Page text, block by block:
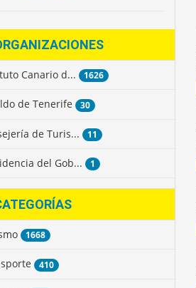
Canario d... 1626
de Tenerife 30
de Turis... 11
del Gob... 1
1668
410